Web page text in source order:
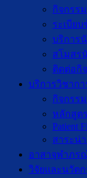
กิจกรร
ระเบีย
บริการ
สโมสร
ติดต่อกิ
บริการวิชาก
กิจกรร
หลักสูต
Patient
สาระน่
อาสาจุฬาภร
วิจัยและนวัตก